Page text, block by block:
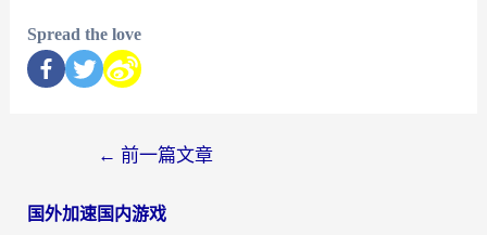
Spread the love
← 前一篇文章
国外加速国内游戏